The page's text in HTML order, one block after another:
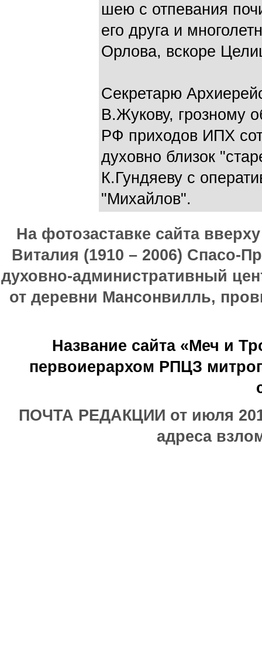
шею с отпевания
его друга и
Орлова, вскоре
Секретарю
В.Жукову, грозному
РФ приходов ИПХ
духовно близок
К.Гундяеву с
"Михайлов".
На фотозаставке сайта
Виталия (1910 – 2006) Спасо-
духовно-административный
от деревни Мансонвилль,
Название сайта «Меч и
первоиерархом РПЦЗ
ПОЧТА РЕДАКЦИИ от июля
адреса